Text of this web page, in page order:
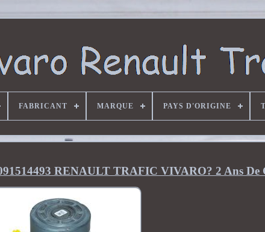
FABRICANT MARQUE PAYS D'ORIGINE
RENAULT TRAFIC VIVARO? 2 Ans De